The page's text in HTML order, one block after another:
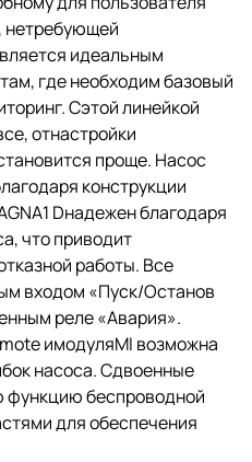
нетребующей
идеальным
где необходим базовый
Сэтой линейкой
отнастройки
проще. Насос
конструкции
Dнадежен благодаря
что приводит
работы. Все
входом «Пуск/Останов
реле «Авария».
имодуляMI возможна
насоса. Сдвоенные
беспроводной
для обеспечения